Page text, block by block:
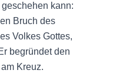
kann:
Bruch des
Volkes Gottes,
begründet den
Kreuz.